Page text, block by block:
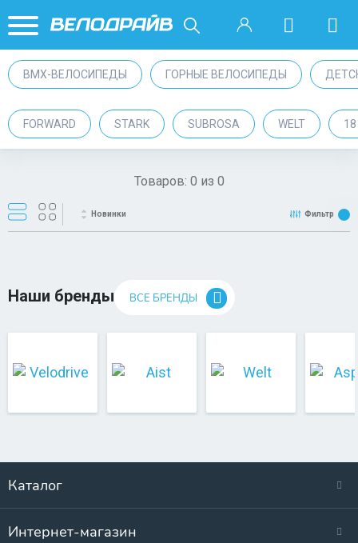
BMX-ВЕЛОСИПЕДЫ ГОРНЫЕ ВЕЛОСИПЕДЫ
FORWARD STARK SUBROSA WELT
Товаров: 0 из 0
Новинки Фильтр
Наши бренды ВСЕ БРЕНДЫ
Каталог
Интернет-магазин